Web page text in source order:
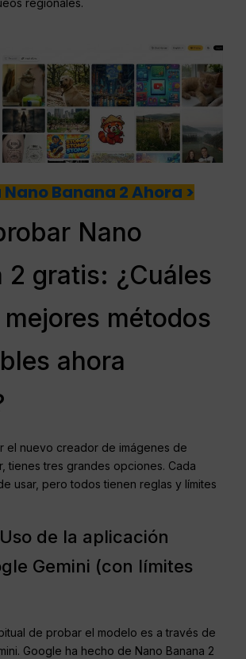
regionales.
Banana 2 Ahora >
Nano
2 gratis: ¿Cuáles
métodos
ahora
el nuevo creador de imágenes de
tienes tres grandes opciones. Cada
usar, pero todos tienen reglas y límites
de la aplicación
Gemini (con límites
de probar el modelo es a través de
Google ha hecho de Nano Banana 2